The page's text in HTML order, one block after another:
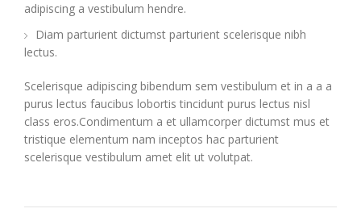
adipiscing a vestibulum hendre.
Diam parturient dictumst parturient scelerisque nibh
lectus.
Scelerisque adipiscing bibendum sem vestibulum et in a a a
purus lectus faucibus lobortis tincidunt purus lectus nisl
class eros.Condimentum a et ullamcorper dictumst mus et
tristique elementum nam inceptos hac parturient
scelerisque vestibulum amet elit ut volutpat.